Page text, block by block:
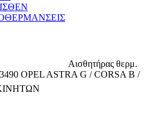
Αισθητήρας θερμ.
OPEL ASTRA G / CORSA B /